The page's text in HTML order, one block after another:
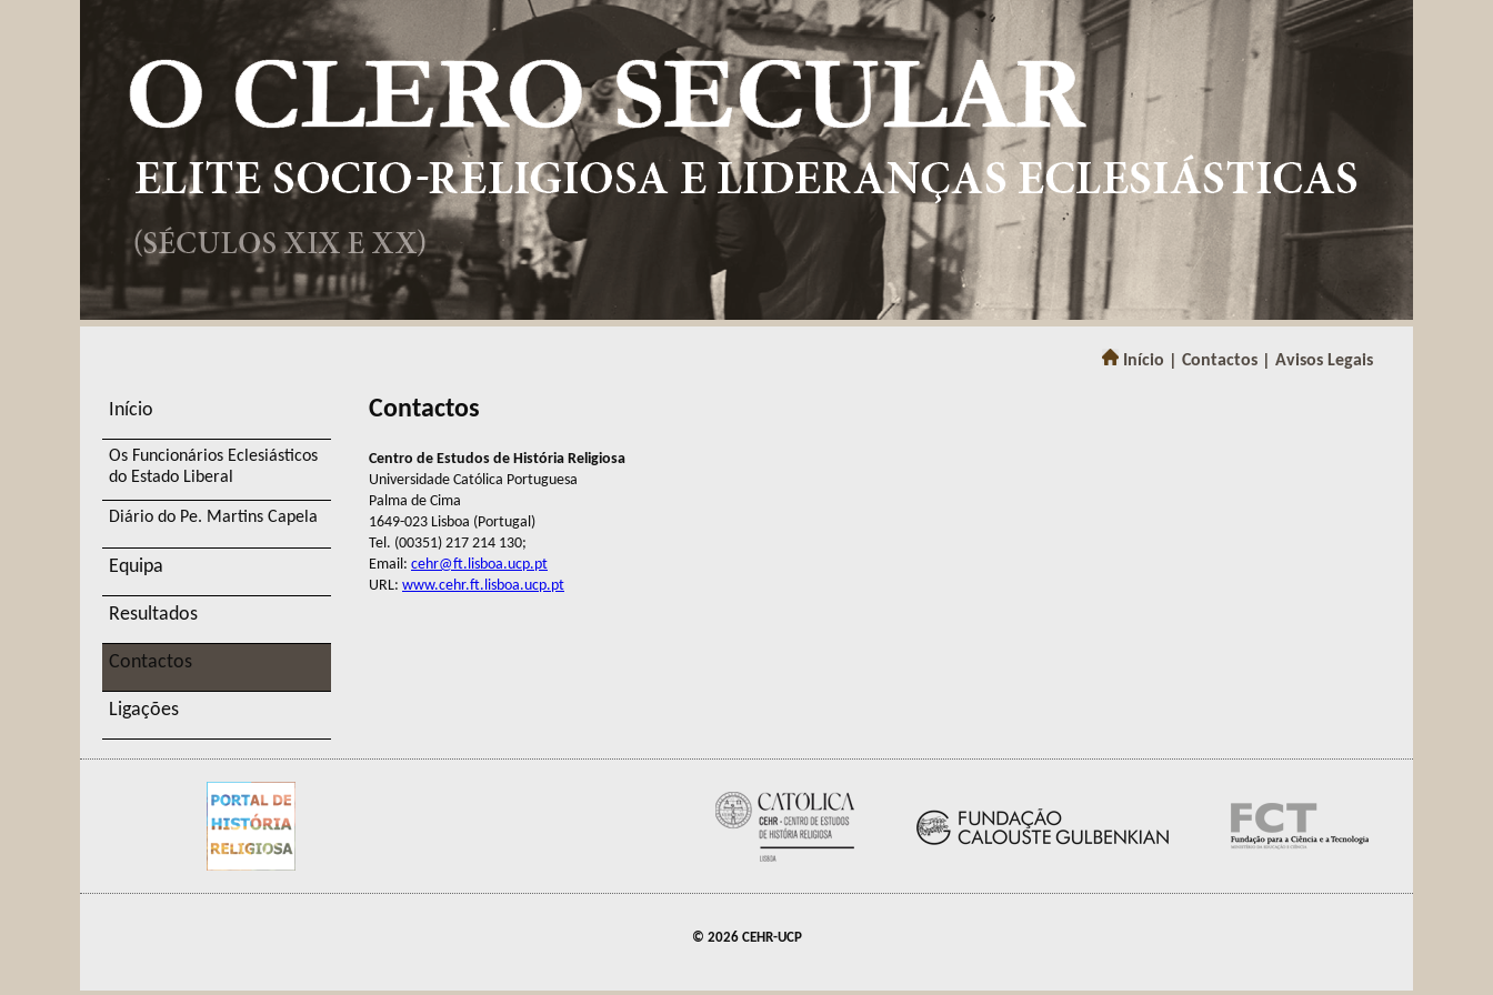
Início | Contactos | Avisos Legais
Início
Os Funcionários Eclesiásticos
do Estado Liberal
Diário do Pe. Martins Capela
Equipa
Resultados
Contactos
Ligações
Contactos
Centro de Estudos de História Religiosa
Universidade Católica Portuguesa
Palma de Cima
1649-023 Lisboa (Portugal)
Tel. (00351) 217 214 130;
Email: cehr@ft.lisboa.ucp.pt
URL: www.cehr.ft.lisboa.ucp.pt
© 2026 CEHR-UCP